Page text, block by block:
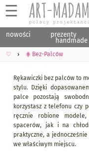
☰
nowości prezenty
handmade
♡ ⋕ Bez-Palców
Rękawiczki bez palców to
stylu. Dzięki
palce pozostają
korzystasz z telefonu czy
ręcznie robione
spacerów, jak i na
praktyczne, a
we właściwym miejscu.